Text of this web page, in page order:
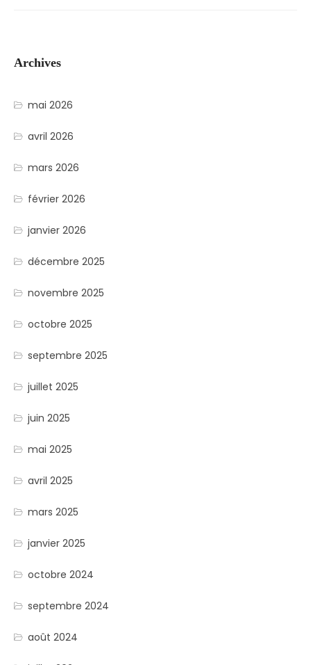
Archives
mai 2026
avril 2026
mars 2026
février 2026
janvier 2026
décembre 2025
novembre 2025
octobre 2025
septembre 2025
juillet 2025
juin 2025
mai 2025
avril 2025
mars 2025
janvier 2025
octobre 2024
septembre 2024
août 2024